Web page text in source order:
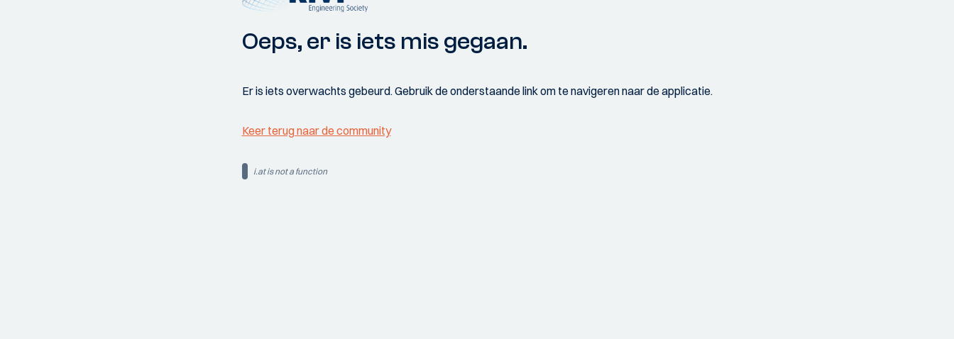
Oeps, er is iets mis gegaan.
Er is iets overwachts gebeurd. Gebruik de onderstaande link om te navigeren naar de applicatie.
Keer terug naar de community
i.at is not a function